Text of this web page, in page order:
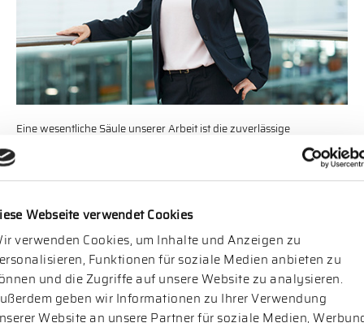
Webseite verwendet Cookies
verwenden Cookies, um Inhalte und Anzeigen zu
Funktionen für soziale Medien anbieten zu
und die Zugriffe auf unsere Website zu analysieren.
geben wir Informationen zu Ihrer Verwendung
Website an unsere Partner für soziale Medien,
Eine wesentliche Säule unserer Arbeit ist die zuverlässige
Einschätzung unserer Kandidaten. Dabei steht nicht nur die Eignung
für eine bestimmte Vakanz im Vordergrund. Auch das Ausarbeiten
von Stärken und Entwicklungspotenzialen unserer Kandidaten spielt
Kernstück unserer Assessments bilden die kompetenzbasierten
Tiefeninterviews. Diese strukturierten Gespräche werden von
Beratern geführt, die über langjährige Assessment-Erfahrung und
personalpsychologische Qualifikationen verfügen. Sinnvoll ergänzt
wird dieses eignungsdiagnostische Verfahren durch den Einsatz von
psychometrischen Tests, die wissenschaftlich fundiert sind und in
Zusammenarbeit mit uns entwickelt wurden.